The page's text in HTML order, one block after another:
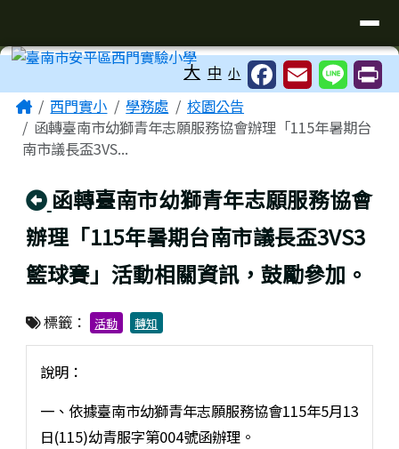
工具列 大 中 小
主內容區域
Home西門實小 學務處
校園公告
函轉臺南市幼獅青年志願服務協會辦理「115年暑期台
南市議長盃3VS...
回上頁
函轉臺南市幼獅青年志願服務協會
辦理「115年暑期台南市議長盃3VS3
籃球賽」活動相關資訊，鼓勵參加。
標籤： 活動 轉知
說明：
一、依據臺南市幼獅青年志願服務協會115年5月13
日(115)幼青服字第004號函辦理。
頁尾區域